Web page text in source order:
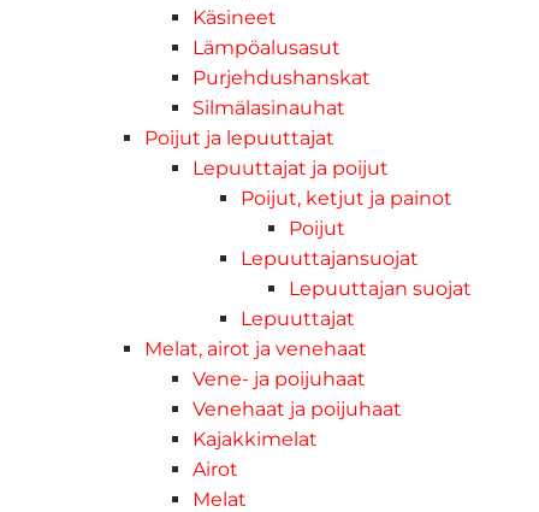
Käsineet
Lämpöalusasut
Purjehdushanskat
Silmälasinauhat
Poijut ja lepuuttajat
Lepuuttajat ja poijut
Poijut, ketjut ja painot
Poijut
Lepuuttajansuojat
Lepuuttajan suojat
Lepuuttajat
Melat, airot ja venehaat
Vene- ja poijuhaat
Venehaat ja poijuhaat
Kajakkimelat
Airot
Melat